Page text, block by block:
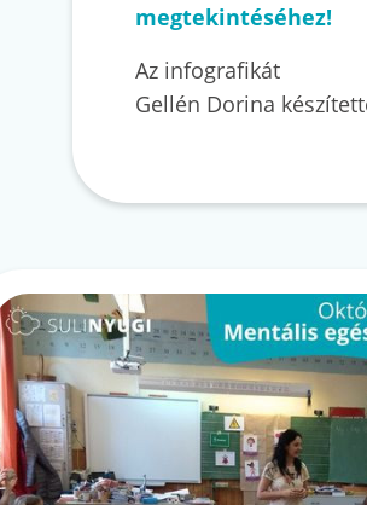
megtekintéséhez!
Az infografikát
Gellén Dorina